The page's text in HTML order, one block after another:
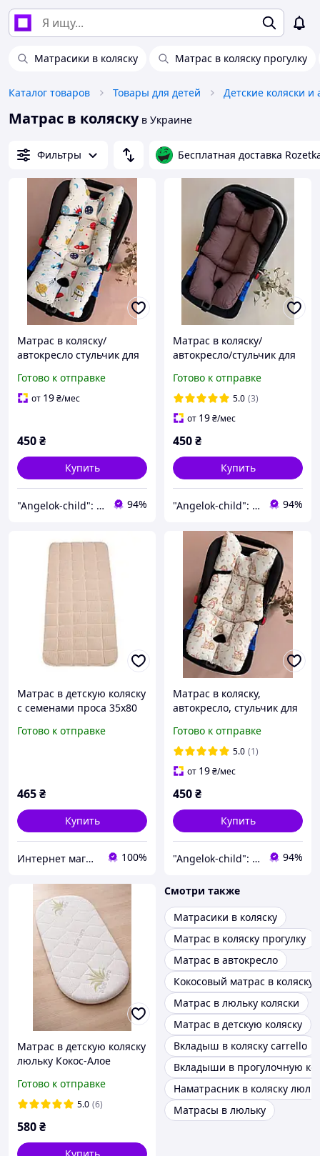
Матрасики в коляску Матрас в коляску прогулку
Каталог товаров Товары для детей Детские коляски и
Матрас в коляскув Украине
Фильтры Бесплатная доставка
Матрас в коляску/
автокресло стульчик для
Готово к отправке
от 19₴/мес
450₴
Купить
"Angelok-child": Интернет-магазин детских товаров. Зимние комбинезоны. Зимние конверты в коляску 94%
Матрас в коляску/
автокресло/стульчик для
Готово к отправке
5.0 (3)
от 19₴/мес
450₴
Купить
"Angelok-child": Интернет-магазин детских товаров. Зимние комбинезоны. Зимние конверты в коляску 94%
Матрас в детскую коляску
с семенами проса 35х80
Готово к отправке
465₴
Купить
Интернет магазин "Matrolinen" 100%
Матрас в коляску,
автокресло, стульчик для
Готово к отправке
5.0 (1)
от 19₴/мес
450₴
Купить
"Angelok-child": Интернет-магазин детских товаров. Зимние комбинезоны. Зимние конверты в коляску 94%
Матрас в детскую коляску
люльку Кокос-Алое
Готово к отправке
5.0 (6)
580₴
Смотри также
Матрасики в коляску
Матрас в коляску прогулку
Матрас в автокресло
Кокосовый матрас в коляску
Матрас в люльку коляски
Матрас в детскую коляску
Вкладыш в коляску carrello
Вкладыши в прогулочную
Наматрасник в коляску
Матрасы в люльку